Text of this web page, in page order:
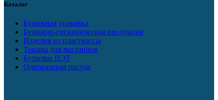
Каталог
Бумажная упаковка
Бумажно-гигиеническая продукция
Изделия из пластмассы
Товары для магазинов
Бутылки ПЭТ
Одноразовая посуда